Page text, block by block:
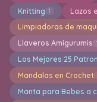
Knitting 1 Lazos
Limpiadoras de
Llaveros Amigurumis
Los Mejores 25
Mandalas en Crochet
Manta para Bebes a